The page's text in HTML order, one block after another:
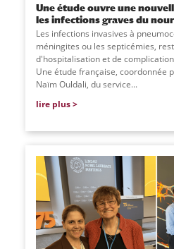
Une étude ouvre une
les infections graves du
Les infections invasives à
méningites ou les septicémies,
d'hospitalisation et de
Une étude française, coordonnée
Naïm Ouldali, du service...
lire plus